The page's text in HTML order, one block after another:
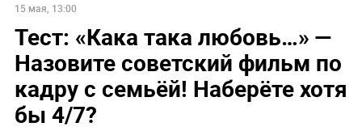
15 мая, 13:00
Тест: «Кака така любовь…» —
Назовите советский фильм по
кадру с семьёй! Наберёте хотя
бы 4/7?